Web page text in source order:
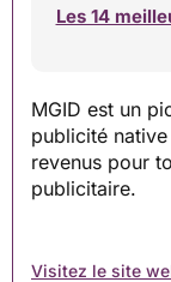
Les 14
MGID est un
publicité
revenus pour
publicitaire.
Visitez le site